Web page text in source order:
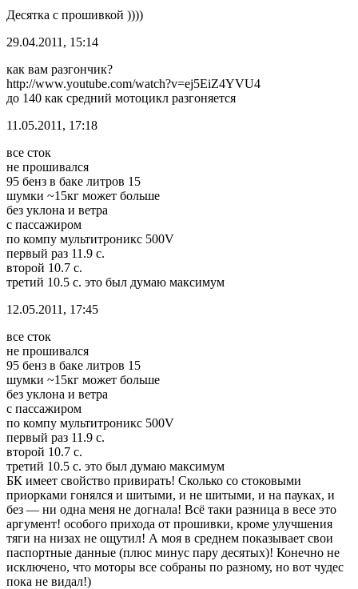
Десятка с прошивкой ))))
29.04.2011, 15:14
как вам разгончик?
http://www.youtube.com/watch?v=ej5EiZ4YVU4
до 140 как средний мотоцикл разгоняется
11.05.2011, 17:18
все сток
не прошивался
95 бенз в баке литров 15
шумки ~15кг может больше
без уклона и ветра
с пассажиром
по компу мультитроникс 500V
первый раз 11.9 с.
второй 10.7 с.
третий 10.5 с. это был думаю максимум
12.05.2011, 17:45
все сток
не прошивался
95 бенз в баке литров 15
шумки ~15кг может больше
без уклона и ветра
с пассажиром
по компу мультитроникс 500V
первый раз 11.9 с.
второй 10.7 с.
третий 10.5 с. это был думаю максимум
БК имеет свойство привирать! Сколько со стоковыми
приорками гонялся и шитыми, и не шитыми, и на пауках, и
без — ни одна меня не догнала! Всё таки разница в весе это
аргумент! особого прихода от прошивки, кроме улучшения
тяги на низах не ощутил! А моя в среднем показывает свои
паспортные данные (плюс минус пару десятых)! Конечно не
исключено, что моторы все собраны по разному, но вот чудес
пока не видал!)